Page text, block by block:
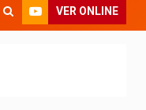
VER ONLINE